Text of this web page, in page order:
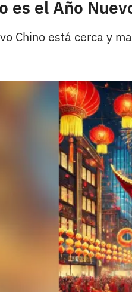
es el Año
Chino está cerca y